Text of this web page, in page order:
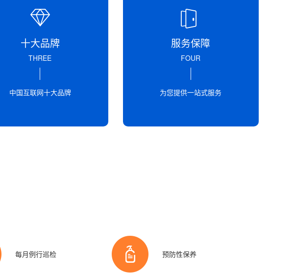
十大品牌
THREE
中国互联网十大品牌
服务保障
FOUR
为您提供一站式服务
每月例行巡检 预防性保养